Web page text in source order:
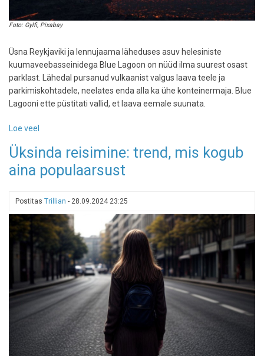
Foto: Gylfi, Pixabay
Üsna Reykjaviki ja lennujaama läheduses asuv helesiniste
kuumaveebasseinidega Blue Lagoon on nüüd ilma suurest osast
parklast. Lähedal pursanud vulkaanist valgus laava teele ja
parkimiskohtadele, neelates enda alla ka ühe konteinermaja. Blue
Lagooni ette püstitati vallid, et laava eemale suunata.
Loe veel
Islandil:
laava
jõudis
turismisihtkoha
Blue
Lagoonini
Üksinda reisimine: trend, mis kogub
aina populaarsust
Postitas Trillian - 28.09.2024 23:25